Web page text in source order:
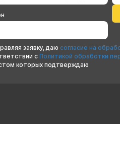
заявку, даю согласие на
сПолитикой обработки
которых подтверждаю